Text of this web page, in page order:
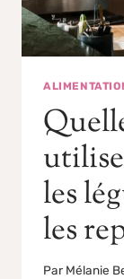
les
les
Par Mélanie